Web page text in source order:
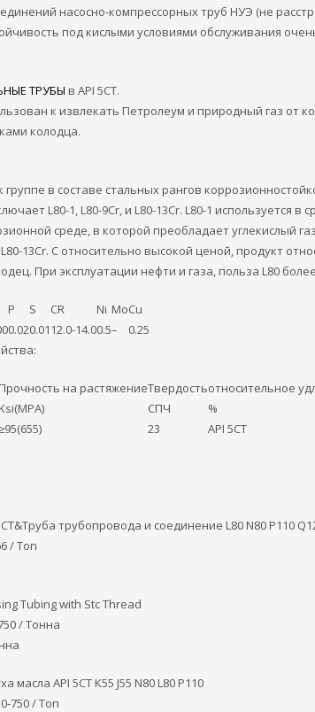
насосно-компрессорных труб НУЭ (не
под кислыми условиями обслуживания
ТРУБЫ в API 5CT.
к извлекать Петролеум и природный газ от
колодца.
в составе стальных рангов
L80-1, L80-9Cr, и L80-13Cr. L80-1 используется
среде, в которой преобладает углекислый
13Cr. С относительно высокой ценой, продукт
При эксплуатации нефти и газа, польза L80
P S CR Ni MoCu
0.020.0112.0-14.00.5–
0.25
на растяжениеТвердостьотносительное
СПЧ
%
≥95(655) 23 API 5CT
трубопровода и соединение L80 N80 P110
/ Ton
Tubing with Stc Thread
/ Тонна
масла API 5CT K55 J55 N80 L80 P110
750 / Ton